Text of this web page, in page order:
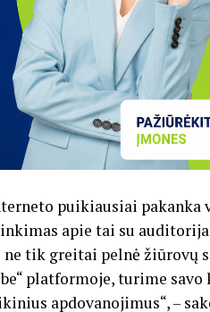
puikiausiai pakanka
apie tai su
tik greitai pelnė žiūrovų
platformoje, turime savo
apdovanojimus“, –